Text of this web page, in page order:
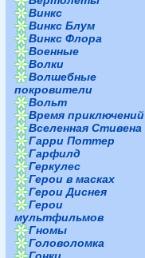
Винкс
Винкс Блум
Винкс Флора
Военные
Волки
Волшебные
покровители
Вольт
Время приключений
Вселенная Стивена
Гарри Поттер
Гарфилд
Геркулес
Герои в масках
Герои Диснея
Герои
мультфильмов
Гномы
Головоломка